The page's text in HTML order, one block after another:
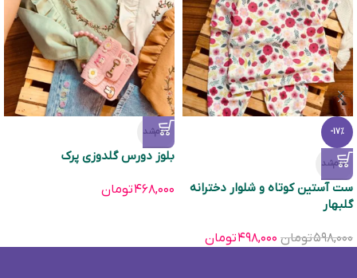
-17%
تمام‌شد
ست آستین کوتاه و شلوار دخترانه
گلبهار
۵۹۸,۰۰۰تومان ۴۹۸,۰۰۰تومان
تمام‌شد
بلوز دورس گلدوزی پرک
۴۶۸,۰۰۰تومان